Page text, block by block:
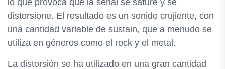
lo que provoca que la señal se sature y se
distorsione. El resultado es un sonido crujiente, con
una cantidad variable de sustain, que a menudo se
utiliza en géneros como el rock y el metal.
La distorsión se ha utilizado en una gran cantidad